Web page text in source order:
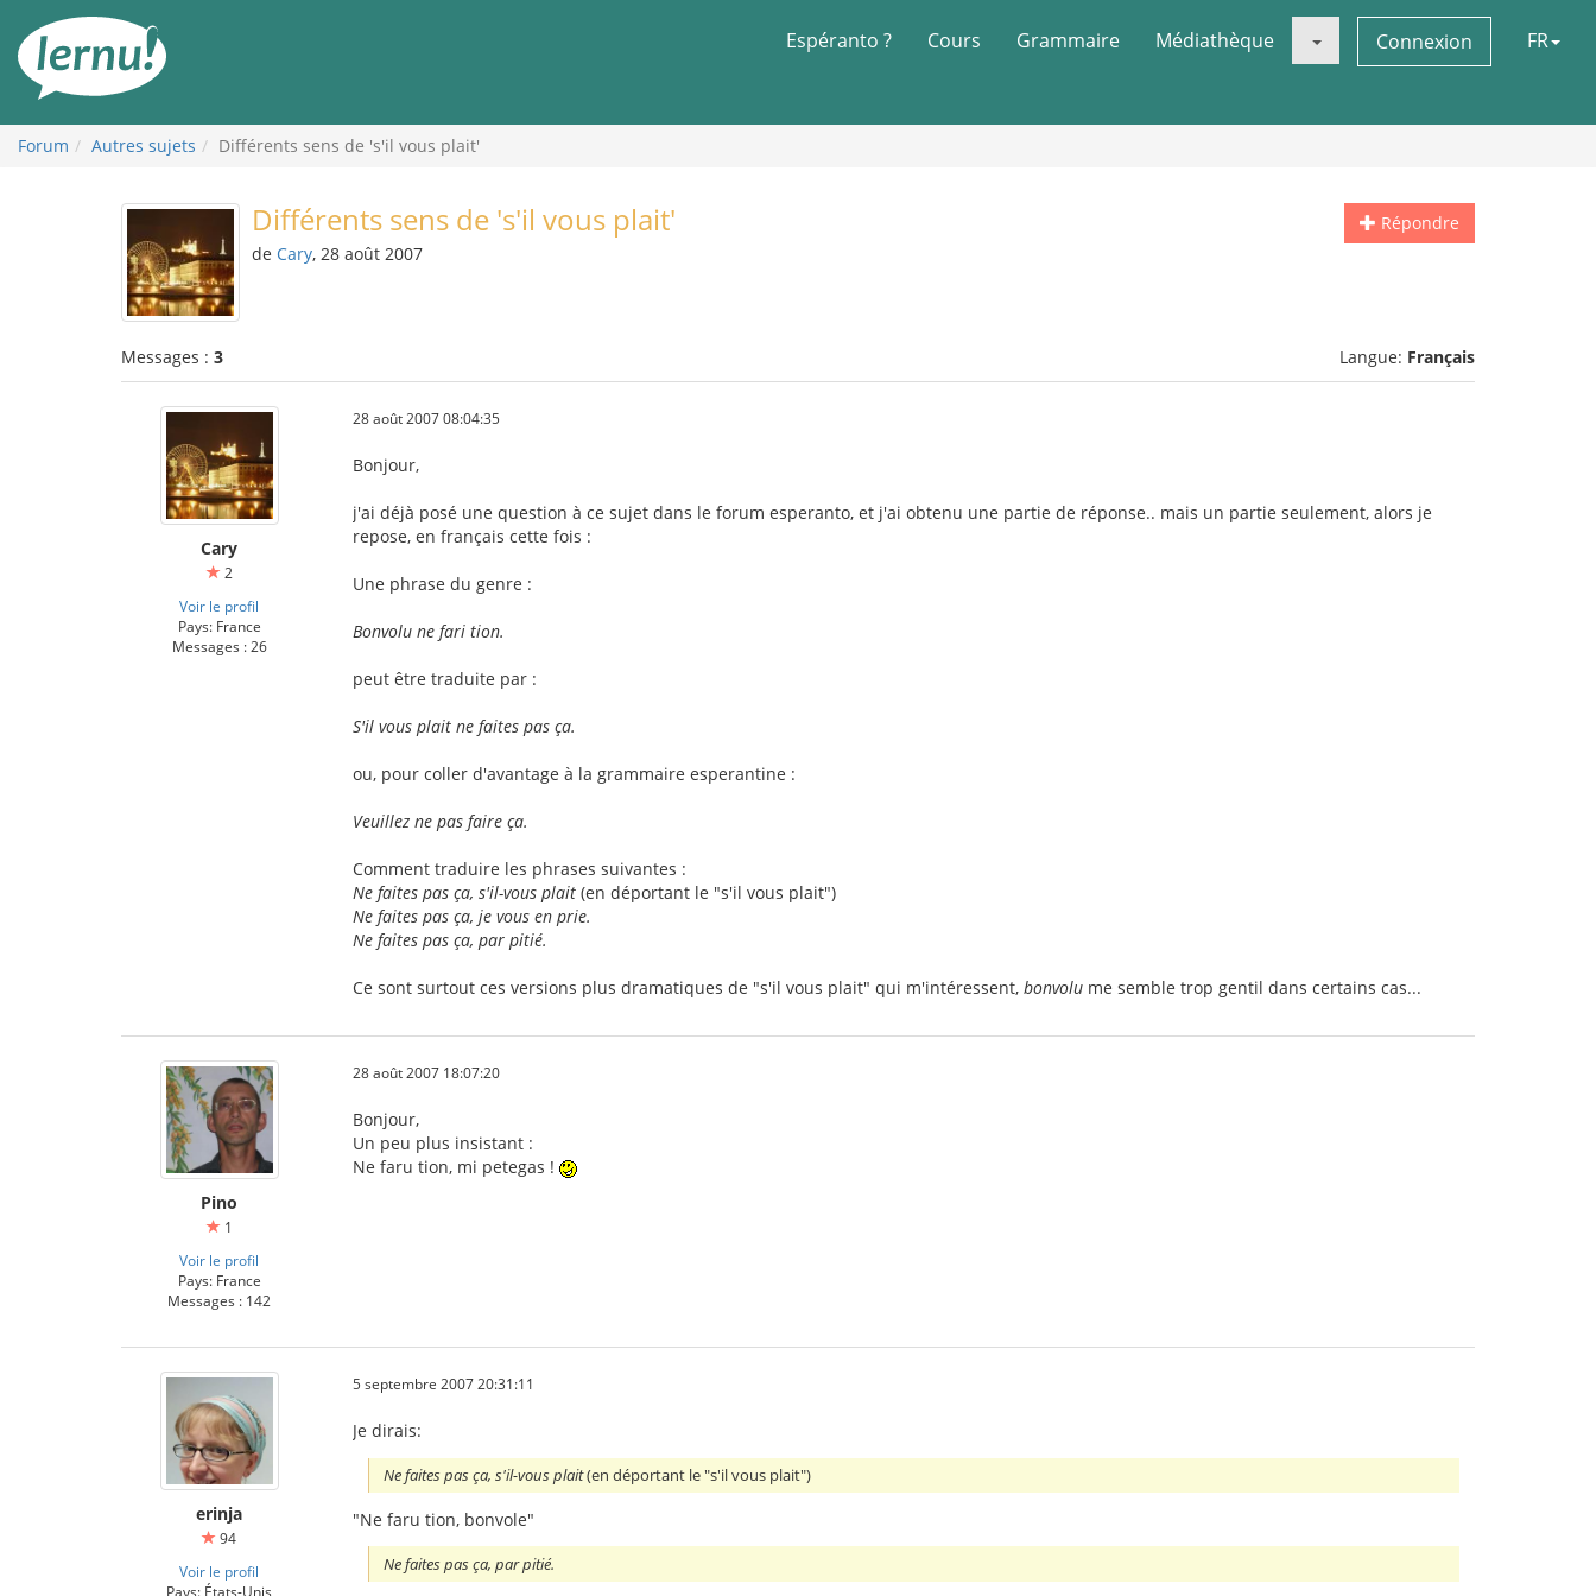
contenu
Espéranto ? Cours Grammaire Médiathèque Connexion FR
Forum Autres sujets Différents sens de 's'il vous plait'
Répondre
Différents sens de 's'il vous plait'
de Cary, 28 août 2007
Messages : 3 Langue: Français
Cary
2
Voir le profil
Pays: France
Messages : 26
28 août 2007 08:04:35
Bonjour,
j'ai déjà posé une question à ce sujet dans le forum esperanto, et j'ai obtenu une partie de réponse.. mais un partie seulement, alors je
repose, en français cette fois :
Une phrase du genre :
Bonvolu ne fari tion.
peut être traduite par :
S'il vous plait ne faites pas ça.
ou, pour coller d'avantage à la grammaire esperantine :
Veuillez ne pas faire ça.
Comment traduire les phrases suivantes :
Ne faites pas ça, s'il-vous plait (en déportant le "s'il vous plait")
Ne faites pas ça, je vous en prie.
Ne faites pas ça, par pitié.
Ce sont surtout ces versions plus dramatiques de "s'il vous plait" qui m'intéressent, bonvolu me semble trop gentil dans certains cas...
Pino
1
Voir le profil
Pays: France
Messages : 142
28 août 2007 18:07:20
Bonjour,
Un peu plus insistant :
Ne faru tion, mi petegas !
erinja
94
Voir le profil
Pays: États-Unis
5 septembre 2007 20:31:11
Je dirais:
Ne faites pas ça, s'il-vous plait(en déportant le "s'il vous plait")
"Ne faru tion, bonvole"
Ne faites pas ça, par pitié.